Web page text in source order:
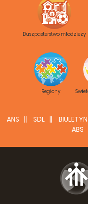
Duszpasterstwo młodzieży
Regiony
ANS SDL
ABS